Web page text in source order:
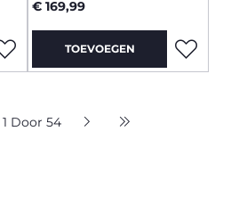
€ 169,99
TOEVOEGEN
1 Door 54